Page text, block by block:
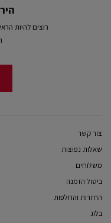
רוצים להיות
צור קשר
שאלות נפוצות
משלוחים
ביטול הזמנה
החזרות והחלפות
בלוג